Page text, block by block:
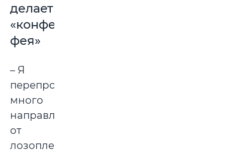
делает
«конфетная
фея»
– Я
перепробовала
много
направлений
от
лозоплетения